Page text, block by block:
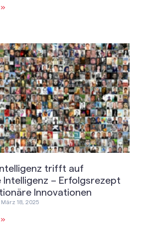
trifft auf
Intelligenz – Erfolgsrezept
Innovationen
März 18, 2025